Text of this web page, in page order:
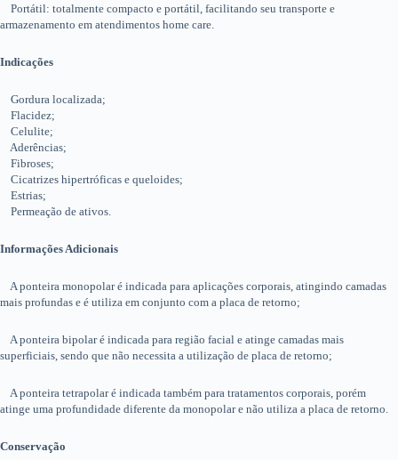
Portátil: totalmente compacto e portátil, facilitando seu transporte e
armazenamento em atendimentos home care.
Indicações
Gordura localizada;
Flacidez;
Celulite;
Aderências;
Fibroses;
Cicatrizes hipertróficas e queloides;
Estrias;
Permeação de ativos.
Informações Adicionais
A ponteira monopolar é indicada para aplicações corporais, atingindo camadas
mais profundas e é utiliza em conjunto com a placa de retorno;
A ponteira bipolar é indicada para região facial e atinge camadas mais
superficiais, sendo que não necessita a utilização de placa de retorno;
A ponteira tetrapolar é indicada também para tratamentos corporais, porém
atinge uma profundidade diferente da monopolar e não utiliza a placa de retorno.
Conservação